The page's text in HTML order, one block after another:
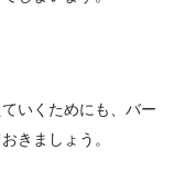
いくためにも、バー
きましょう。